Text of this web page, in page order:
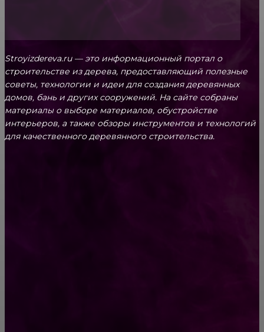
Stroyizdereva.ru — это информационный портал о
строительстве из дерева, предоставляющий полезные
советы, технологии и идеи для создания деревянных
домов, бань и других сооружений. На сайте собраны
материалы о выборе материалов, обустройстве
интерьеров, а также обзоры инструментов и технологий
для качественного деревянного строительства.